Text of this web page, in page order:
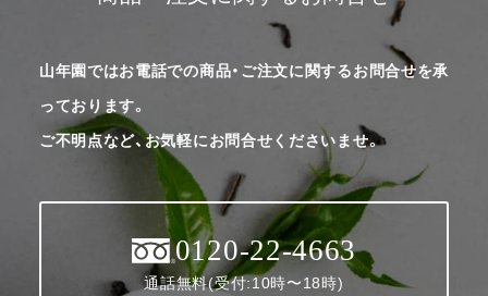
山年園ではお電話での商品・ご注文に関するお問合せを承
っております。
ご不明点など、お気軽にお問合せくださいませ。
0120-22-4663
通話無料(受付:10時〜18時)